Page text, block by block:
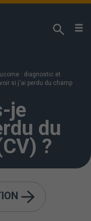
: diagnostic et
si j'ai perdu du champ
je
du
?
habits and offer
in line with
we shall
and accept
You can also
by clicking on